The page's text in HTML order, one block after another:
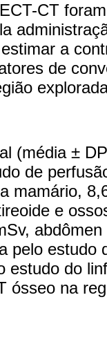
CT
a
de
(média ±
de
mamário,
e
pelo
estudo do
ósseo na